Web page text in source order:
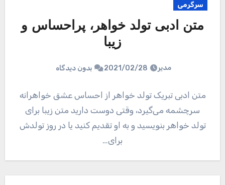
سرگرمی
متن ادبی تولد خواهر، پراحساس و
زیبا
مدیر 2021/02/28 بدون دیدگاه
متن ادبی تبریک تولد خواهر از احساس عشق خواهرانه
سرچشمه می‌گیرد، وقتی دوست دارید متن زیبا برای
تولد خواهر بنویسید و به او تقدیم کنید یا در روز تولدش
برای…